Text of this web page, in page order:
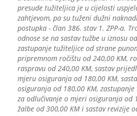
presude tužiteljica je u cijelosti
zahtjevom, pa su tuženi dužni
postupka - član 386. stav 1. ZPP-a.
odnose se na sastav tužbe u iznosu
zastupanje tužiteljice od strane
pripremnom ročištu od 240,00 KM,
raspravu od 240,00 KM, sastav
mjeru osiguranja od 180,00 KM,
osiguranja od 180,00 KM,
za odlučivanje o mjeri osiguranja od
žalbe od 300,00 KM i sastav revizije